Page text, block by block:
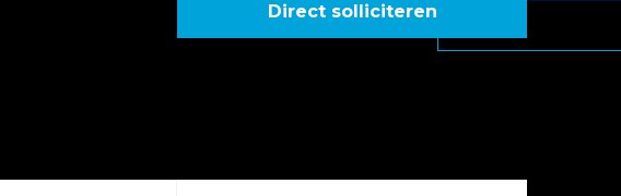
Direct solliciteren